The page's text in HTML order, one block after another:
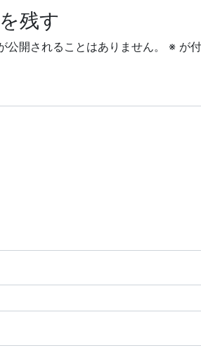
残す
公開されることはありません。 ※ が